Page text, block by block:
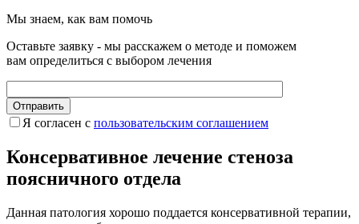
Мы знаем, как вам помочь
Оставьте заявку - мы расскажем о методе и поможем
вам определиться с выбором лечения
Я согласен c пользовательс­ким соглашением
Консервативное лечение стеноза
поясничного отдела
Данная патология хорошо поддается консервативной терапии,